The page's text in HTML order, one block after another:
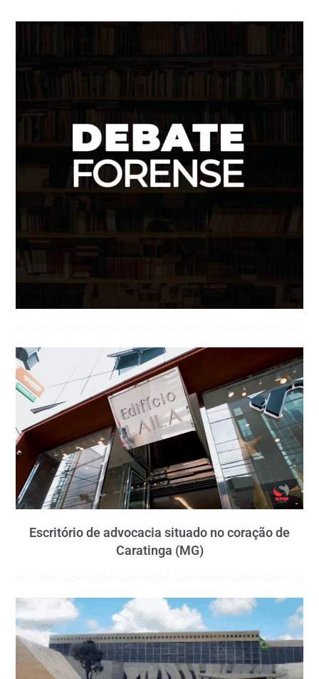
Escritório de advocacia situado no coração de
Caratinga (MG)